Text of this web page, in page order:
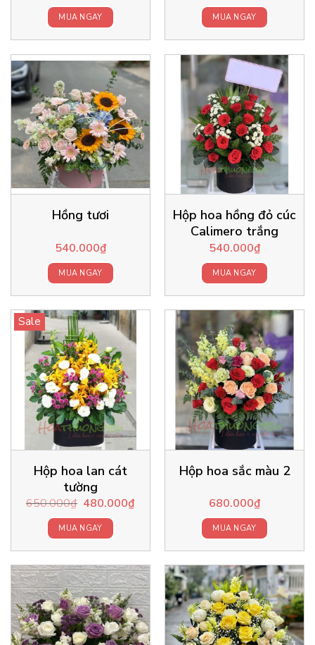
MUA NGAY MUA NGAY
Hồng tươi
540.000₫
MUA NGAY
Hộp hoa hồng đỏ cúc
Calimero trắng
540.000₫
MUA NGAY
Sale
Hộp hoa lan cát
tường
650.000₫ Original
price
was:
650.000₫.
480.000₫Current
MUA NGAY
Hộp hoa sắc màu 2
680.000₫
MUA NGAY